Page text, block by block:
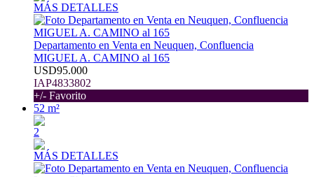
MÁS DETALLES
Departamento en Venta en Neuquen, Confluencia
MIGUEL A. CAMINO al 165
USD95.000
IAP4833802
+/- Favorito
52 m²
2
MÁS DETALLES